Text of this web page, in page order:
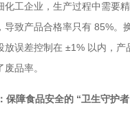
化工企业，生产过程中需要
导致产品合格率只有 85%。
放误差控制在 ±1% 以内，产
品率。
保障食品安全的 “卫生守护者